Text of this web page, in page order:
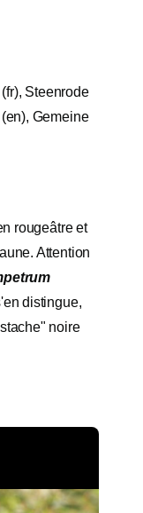
Steenrode
Gemeine
rougeâtre et
Attention
distingue,
noire